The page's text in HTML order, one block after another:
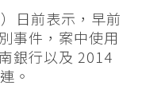
日前表示，早前
事件，案中使用
銀行以及 2014
。